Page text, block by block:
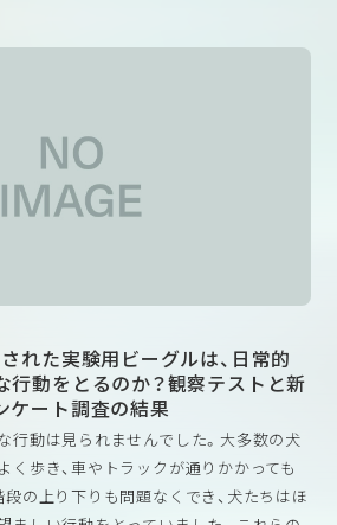
られる哺乳動物種であるが、将来の進
うな要素を考慮すべきかについては、
この問題を解決するために、米国実験
％の獣医師がマウスの福祉について「許
しい」と評価しましたが、改善すべき点
らの分野には以下が含まれる。
トレーニング
みや苦痛を感じる可能性のあるマウス
可能性のあるマウスのモニタリングに
は自主管理を柱とする体制であり、日本
度の基本的な枠組みもこの自主管理制度
はマウスの福祉が実際にはどうなっ
ートを実施したのがこの論文の趣旨で
獣医師がマウスの福祉全般を「許容でき
評価した一方で、半数の獣医師が、ケアの
学的データがないことが、研究用マウス
なっていると考えているとのことです。
れた実験用ビーグルは、日常的
行動をとるのか？観察テストと新
ケート調査の結果
行動は見られませんでした。大多数の犬
く歩き、車やトラックが通りかかっても
段の上り下りも問題なくでき、犬たちはほ